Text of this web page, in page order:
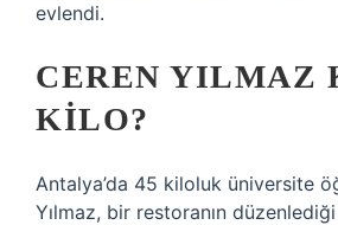
evlendi.
CEREN YILMAZ
KILO?
Antalya’da 45 kiloluk üniversite
Yılmaz, bir restoranın